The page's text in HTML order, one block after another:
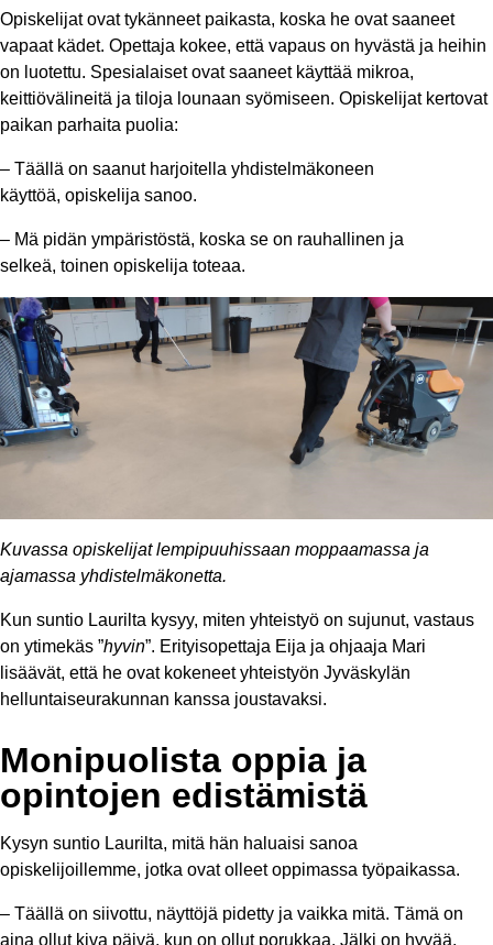
Opiskelijat ovat tykänneet paikasta, koska he ovat saaneet
vapaat kädet. Opettaja kokee, että vapaus on hyvästä ja heihin
on luotettu. Spesialaiset ovat saaneet käyttää mikroa,
keittiövälineitä ja tiloja lounaan syömiseen. Opiskelijat kertovat
paikan parhaita puolia:
– Täällä on saanut harjoitella yhdistelmäkoneen
käyttöä, opiskelija sanoo.
– Mä pidän ympäristöstä, koska se on rauhallinen ja
selkeä, toinen opiskelija toteaa.
Kuvassa opiskelijat lempipuuhissaan moppaamassa ja
ajamassa yhdistelmäkonetta.
Kun suntio Laurilta kysyy, miten yhteistyö on sujunut, vastaus
on ytimekäs ”hyvin”. Erityisopettaja Eija ja ohjaaja Mari
lisäävät, että he ovat kokeneet yhteistyön Jyväskylän
helluntaiseurakunnan kanssa joustavaksi.
Monipuolista oppia ja
opintojen edistämistä
Kysyn suntio Laurilta, mitä hän haluaisi sanoa
opiskelijoillemme, jotka ovat olleet oppimassa työpaikassa.
– Täällä on siivottu, näyttöjä pidetty ja vaikka mitä. Tämä on
aina ollut kiva päivä, kun on ollut porukkaa. Jälki on hyvää.